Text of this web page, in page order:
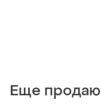
Еще продаю